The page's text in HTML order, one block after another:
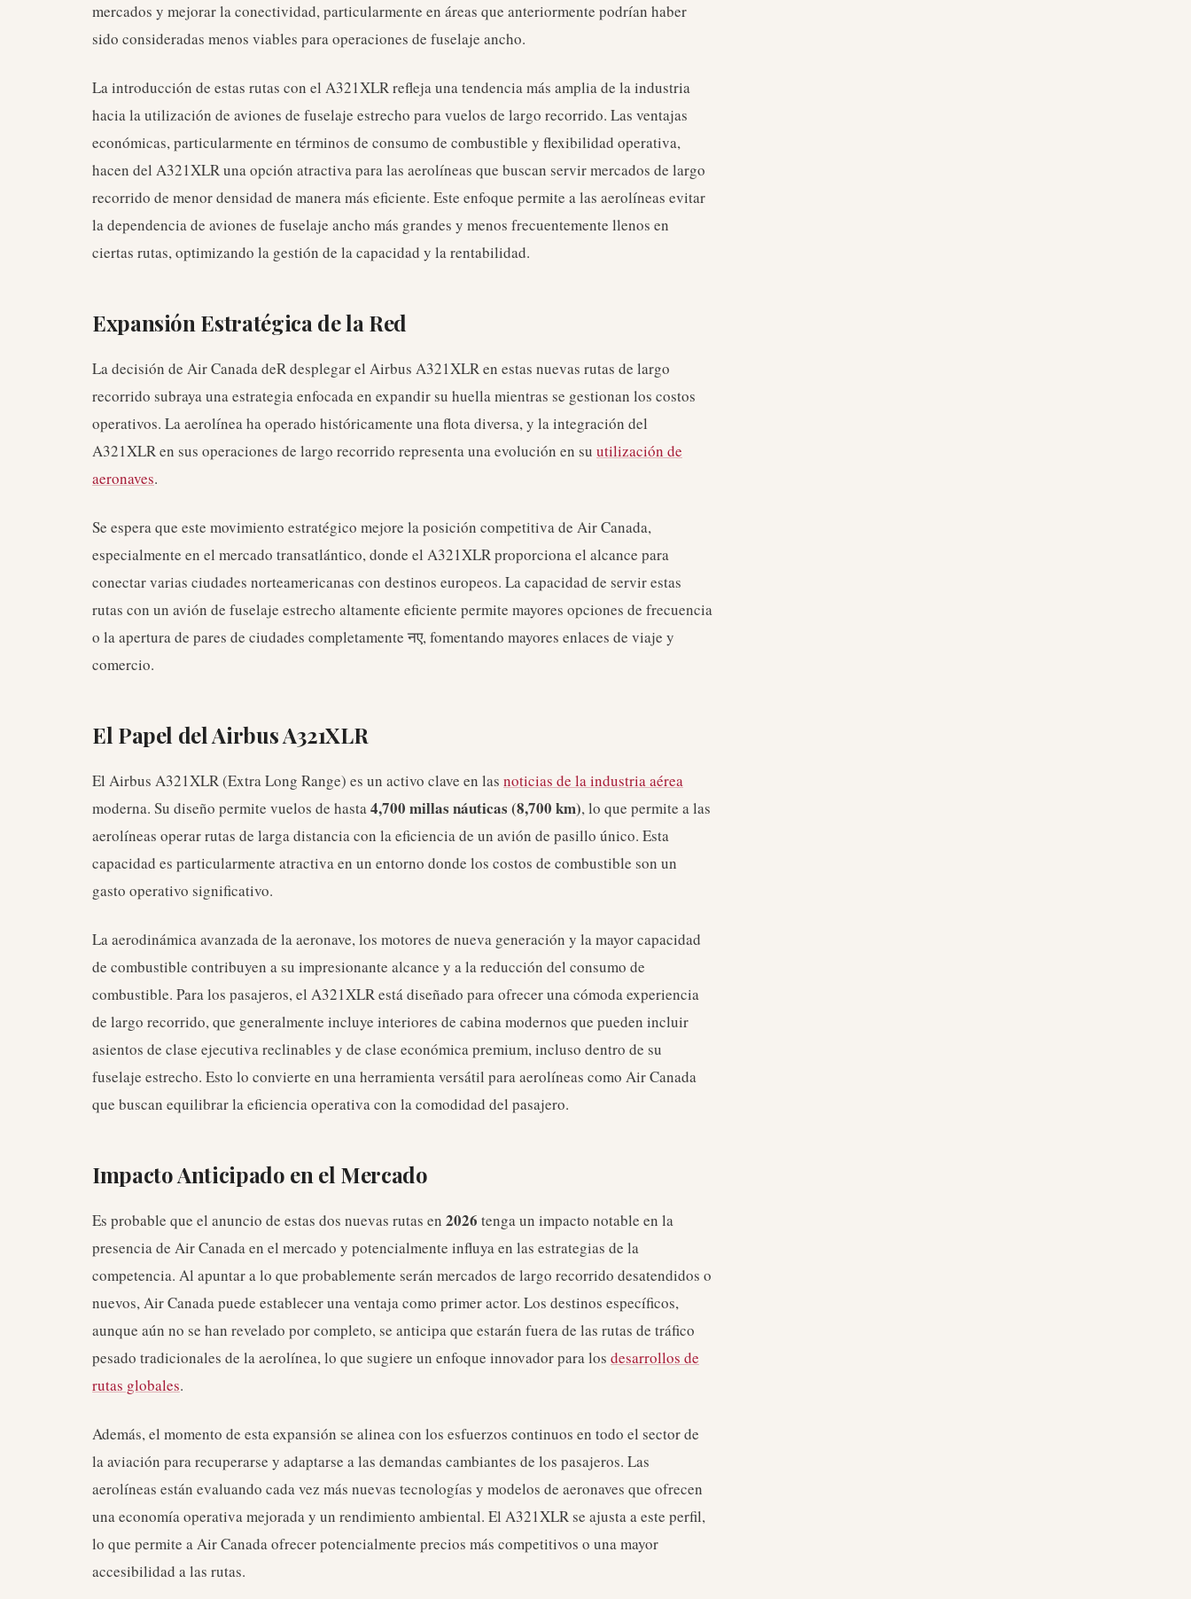
mercados y mejorar la conectividad, particularmente en áreas que anteriormente podrían haber
sido consideradas menos viables para operaciones de fuselaje ancho.
La introducción de estas rutas con el A321XLR refleja una tendencia más amplia de la industria
hacia la utilización de aviones de fuselaje estrecho para vuelos de largo recorrido. Las ventajas
económicas, particularmente en términos de consumo de combustible y flexibilidad operativa,
hacen del A321XLR una opción atractiva para las aerolíneas que buscan servir mercados de largo
recorrido de menor densidad de manera más eficiente. Este enfoque permite a las aerolíneas evitar
la dependencia de aviones de fuselaje ancho más grandes y menos frecuentemente llenos en
ciertas rutas, optimizando la gestión de la capacidad y la rentabilidad.
Expansión Estratégica de la Red
La decisión de Air Canada deR desplegar el Airbus A321XLR en estas nuevas rutas de largo
recorrido subraya una estrategia enfocada en expandir su huella mientras se gestionan los costos
operativos. La aerolínea ha operado históricamente una flota diversa, y la integración del
A321XLR en sus operaciones de largo recorrido representa una evolución en su utilización de
aeronaves.
Se espera que este movimiento estratégico mejore la posición competitiva de Air Canada,
especialmente en el mercado transatlántico, donde el A321XLR proporciona el alcance para
conectar varias ciudades norteamericanas con destinos europeos. La capacidad de servir estas
rutas con un avión de fuselaje estrecho altamente eficiente permite mayores opciones de frecuencia
o la apertura de pares de ciudades completamente नए, fomentando mayores enlaces de viaje y
comercio.
El Papel del Airbus A321XLR
El Airbus A321XLR (Extra Long Range) es un activo clave en las noticias de la industria aérea
moderna. Su diseño permite vuelos de hasta4,700 millas náuticas (8,700 km), lo que permite a las
aerolíneas operar rutas de larga distancia con la eficiencia de un avión de pasillo único. Esta
capacidad es particularmente atractiva en un entorno donde los costos de combustible son un
gasto operativo significativo.
La aerodinámica avanzada de la aeronave, los motores de nueva generación y la mayor capacidad
de combustible contribuyen a su impresionante alcance y a la reducción del consumo de
combustible. Para los pasajeros, el A321XLR está diseñado para ofrecer una cómoda experiencia
de largo recorrido, que generalmente incluye interiores de cabina modernos que pueden incluir
asientos de clase ejecutiva reclinables y de clase económica premium, incluso dentro de su
fuselaje estrecho. Esto lo convierte en una herramienta versátil para aerolíneas como Air Canada
que buscan equilibrar la eficiencia operativa con la comodidad del pasajero.
Impacto Anticipado en el Mercado
Es probable que el anuncio de estas dos nuevas rutas en 2026 tenga un impacto notable en la
presencia de Air Canada en el mercado y potencialmente influya en las estrategias de la
competencia. Al apuntar a lo que probablemente serán mercados de largo recorrido desatendidos o
nuevos, Air Canada puede establecer una ventaja como primer actor. Los destinos específicos,
aunque aún no se han revelado por completo, se anticipa que estarán fuera de las rutas de tráfico
pesado tradicionales de la aerolínea, lo que sugiere un enfoque innovador para los desarrollos de
rutas globales.
Además, el momento de esta expansión se alinea con los esfuerzos continuos en todo el sector de
la aviación para recuperarse y adaptarse a las demandas cambiantes de los pasajeros. Las
aerolíneas están evaluando cada vez más nuevas tecnologías y modelos de aeronaves que ofrecen
una economía operativa mejorada y un rendimiento ambiental. El A321XLR se ajusta a este perfil,
lo que permite a Air Canada ofrecer potencialmente precios más competitivos o una mayor
accesibilidad a las rutas.